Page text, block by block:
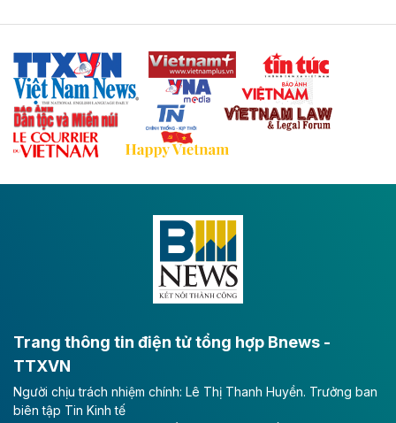
Thái Nguyên và các tỉnh trung du, miền núi phía Bắc
với hệ thống cửa khẩu quốc tế tại Lạng Sơn.
Theo baodautu.vn
Đề xuất đầu tư 11.500 tỷ đồng xây dựng cao
tốc CT.11 qua Ninh Bình
Đông A dài khoảng 25,1 km được kỳ vọng sẽ tạo động
lực phát triển kinh tế - xã hội khu vực phía Nam đồng
Long Thành
Tổng công ty Cảng hàng không Việt Nam - CTCP
(ACV) vừa lập kỷ lục mới về lợi nhuận trong quý
II/2026.
Trang thông tin điện tử tổng hợp Bnews -
TTXVN
Người chịu trách nhiệm chính: Lê Thị Thanh Huyền. Trưởng ban
biên tập Tin Kinh tế